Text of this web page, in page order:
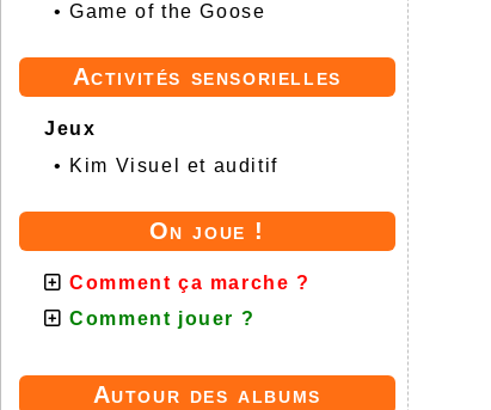
•Game of the Goose
Activités sensorielles
Jeux
• Kim Visuel et auditif
On joue !
Comment ça marche ?
Comment jouer ?
Autour des albums